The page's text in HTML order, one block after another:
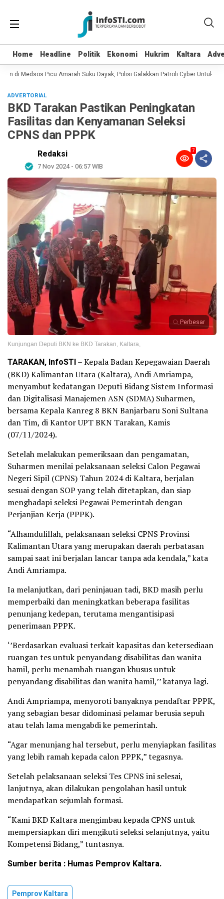
Home Headline Politik Ekonomi Hukrim Kaltara
Home Headline Politik Ekonomi Hukrim Kaltara
di Medsos Picu Amarah Suku Dayak, Polisi Galakkan Patroli Cyber Untuk
ADVERTORIAL
BKD Tarakan Pastikan Peningkatan
Fasilitas dan Kenyamanan Seleksi
CPNS dan PPPK
Redaksi
7 Nov 2024 - 06:57 WIB
7
Perbesar
Kunjungan Deputi BKN ke BKD Tarakan, Kaltara,
TARAKAN, InfoSTI– Kepala Badan Kepegawaian Daerah
(BKD) Kalimantan Utara (Kaltara), Andi Amriampa,
menyambut kedatangan Deputi Bidang Sistem Informasi
dan Digitalisasi Manajemen ASN (SDMA) Suharmen,
bersama Kepala Kanreg 8 BKN Banjarbaru Soni Sultana
dan Tim, di Kantor UPT BKN Tarakan, Kamis
(07/11/2024).
Setelah melakukan pemeriksaan dan pengamatan,
Suharmen menilai pelaksanaan seleksi Calon Pegawai
Negeri Sipil (CPNS) Tahun 2024 di Kaltara, berjalan
sesuai dengan SOP yang telah ditetapkan, dan siap
menghadapi seleksi Pegawai Pemerintah dengan
Perjanjian Kerja (PPPK).
“Alhamdulillah, pelaksanaan seleksi CPNS Provinsi
Kalimantan Utara yang merupakan daerah perbatasan
sampai saat ini berjalan lancar tanpa ada kendala,” kata
Andi Amriampa.
Ia melanjutkan, dari peninjauan tadi, BKD masih perlu
memperbaiki dan meningkatkan beberapa fasilitas
penunjang kedepan, terutama mengantisipasi
penerimaan PPPK.
‘’Berdasarkan evaluasi terkait kapasitas dan ketersediaan
ruangan tes untuk penyandang disabilitas dan wanita
hamil, perlu menambah ruangan khusus untuk
penyandang disabilitas dan wanita hamil,’’ katanya lagi.
Andi Ampriampa, menyoroti banyaknya pendaftar PPPK,
yang sebagian besar didominasi pelamar berusia sepuh
atau telah lama mengabdi ke pemerintah.
“Agar menunjang hal tersebut, perlu menyiapkan fasilitas
yang lebih ramah kepada calon PPPK,” tegasnya.
Setelah pelaksanaan seleksi Tes CPNS ini selesai,
lanjutnya, akan dilakukan pengolahan hasil untuk
mendapatkan sejumlah formasi.
“Kami BKD Kaltara mengimbau kepada CPNS untuk
mempersiapkan diri mengikuti seleksi selanjutnya, yaitu
Kompetensi Bidang,” tuntasnya.
Sumber berita : Humas Pemprov Kaltara.
Pemprov Kaltara